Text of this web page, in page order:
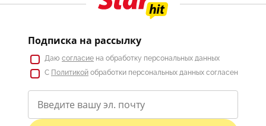
Подписка на рассылку
Даю согласие на обработку персональных данных
С Политикой обработки персональных данных согласен